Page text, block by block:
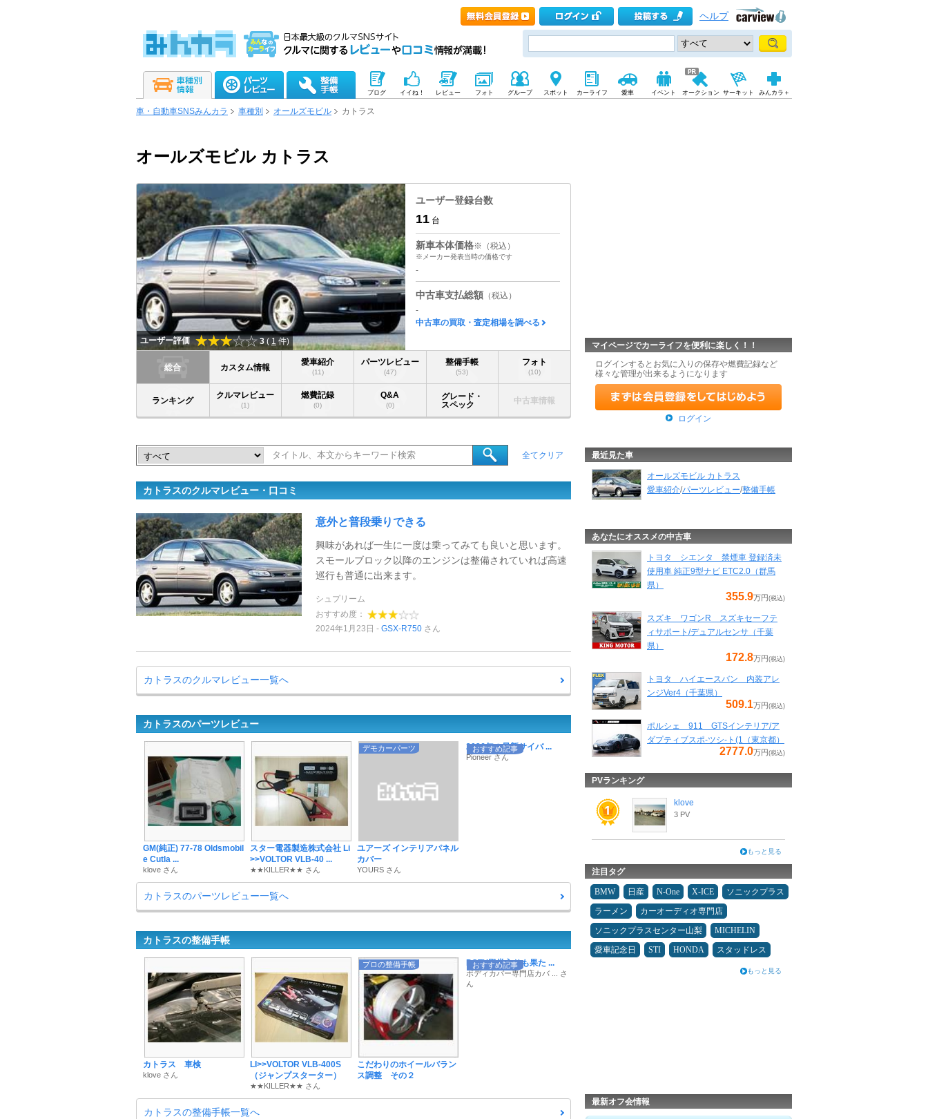
ヘルプ
ブログ イイね！ レビュー フォト グループ スポット カーライフ 愛車 イベント オークション サーキット みんカラ＋
車・自動車SNSみんカラ 車種別 オールズモビル カトラス
オールズモビル カトラス
ユーザー評価 3 ( 1 件)
ユーザー登録台数
11 台
新車本体価格※（税込）
※メーカー発表当時の価格です
-
中古車支払総額 （税込）
-
中古車の買取・査定相場を調べる
総合 カスタム情報
愛車紹介
(11)
パーツレビュー
(47)
整備手帳
(53)
フォト
(10)
ランキング
クルマレビュー
(1)
燃費記録
(0)
Q&A
(0)
グレード・
スペック
中古車情報
全てクリア
カトラスのクルマレビュー・口コミ
意外と普段乗りできる
興味があれば一生に一度は乗ってみても良いと思います。
スモールブロック以降のエンジンは整備されていれば高速
巡行も普通に出来ます。
シュプリーム
おすすめ度：
2024年1月23日
GSX-R750 さん
カトラスのクルマレビュー一覧へ
カトラスのパーツレビュー
GM(純正) 77-78 Oldsmobil
e Cutla ...
klove さん
スター電器製造株式会社 Li
>>VOLTOR VLB-40 ...
★★KILLER★★ さん
デモカーパーツ
ユアーズ インテリアパネル
カバー
YOURS さん
おすすめ記事
2026年の最新サイバ ...
Pioneer さん
カトラスのパーツレビュー一覧へ
カトラスの整備手帳
カトラス 車検
klove さん
LI>>VOLTOR VLB-400S
（ジャンプスターター）
★★KILLER★★ さん
プロの整備手帳
こだわりのホイールバラン
ス調整 その２
おすすめ記事
POTY殿堂入りも果た ...
ボディカバー専門店カバ ... さ
ん
カトラスの整備手帳一覧へ
マイページでカーライフを便利に楽しく！！
ログインするとお気に入りの保存や燃費記録など
様々な管理が出来るようになります
ログイン
最近見た車
オールズモビル カトラス
愛車紹介/パーツレビュー/整備手帳
あなたにオススメの中古車
トヨタ シエンタ 禁煙車 登録済未
使用車 純正9型ナビ ETC2.0（群馬
県）
355.9万円 (税込)
スズキ ワゴンR スズキセーフテ
ィサポート/デュアルセンサ（千葉
県）
172.8万円 (税込)
トヨタ ハイエースバン 内装アレ
ンジVer4（千葉県）
509.1万円 (税込)
ポルシェ 911 GTSインテリア/ア
ダプティブスポ-ツシ-ト(1（東京都）
2777.0万円 (税込)
PVランキング
klove
3 PV
もっと見る
注目タグ
BMW 日産 N-One X-ICE
ソニックプラス
ラーメン
カーオーディオ専門店
ソニックプラスセンター山梨
MICHELIN
愛車記念日
STI HONDA スタッドレス
もっと見る
最新オフ会情報